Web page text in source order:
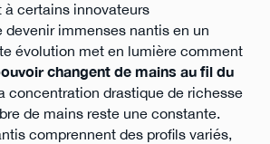
à certains innovateurs
immenses nantis en un
évolution met en lumière comment
changent de mains au fil du
concentration drastique de richesse
de mains reste une constante.
comprennent des profils variés,